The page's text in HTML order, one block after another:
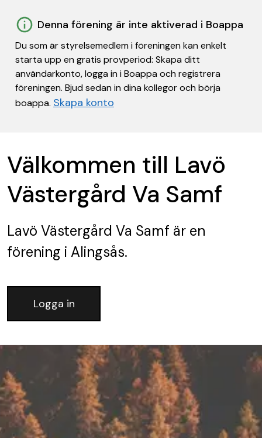
Denna förening är inte aktiverad i Boappa
Du som är styrelsemedlem i föreningen kan enkelt
starta upp en gratis provperiod: Skapa ditt
användarkonto, logga in i Boappa och registrera
föreningen. Bjud sedan in dina kollegor och börja
boappa. Skapa konto
Välkommen till Lavö
Västergård Va Samf
Lavö Västergård Va Samf är en
förening i Alingsås.
Logga in